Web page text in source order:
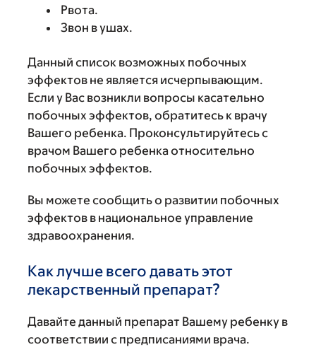
Рвота.
Звон в ушах.
Данный список возможных побочных
эффектов не является исчерпывающим.
Если у Вас возникли вопросы касательно
побочных эффектов, обратитесь к врачу
Вашего ребенка. Проконсультируйтесь с
врачом Вашего ребенка относительно
побочных эффектов.
Вы можете сообщить о развитии побочных
эффектов в национальное управление
здравоохранения.
Как лучше всего давать этот
лекарственный препарат?
Давайте данный препарат Вашему ребенку в
соответствии с предписаниями врача.